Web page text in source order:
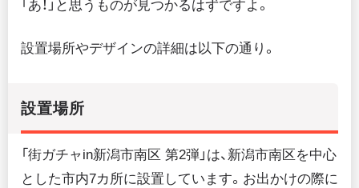
「あ！」と思うものが見つかるはずですよ。
設置場所やデザインの詳細は以下の通り。
設置場所
「街ガチャin新潟市南区 第2弾」は、新潟市南区を中心
とした市内7カ所に設置しています。お出かけの際に